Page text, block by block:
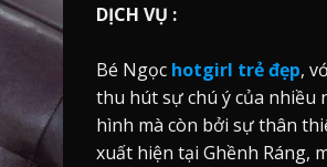
DỊCH VỤ :
Bé Ngọc hotgirl trẻ đẹp,
thu hút sự chú ý của nhiều
hình mà còn bởi sự thân
xuất hiện tại Ghềnh Ráng,